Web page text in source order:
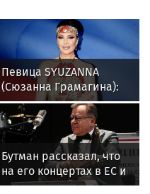
Певица SYUZANNA
(Сюзанна Грамагина):
как перестать
волноваться и начать
говорить спокойно
Бутман рассказал, что
на его концертах в ЕС и
США протестовали